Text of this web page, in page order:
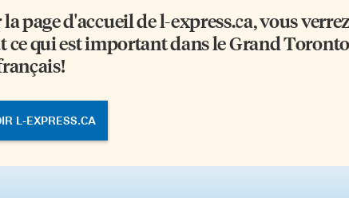
la page d'accueil del-express.ca, vous verrez
ce qui est important dans le Grand
L-EXPRESS.CA